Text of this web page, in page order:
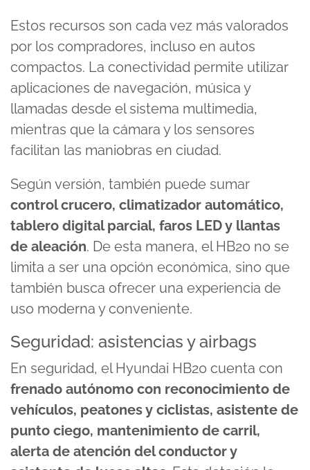
Estos recursos son cada vez más valorados
por los compradores, incluso en autos
compactos. La conectividad permite utilizar
aplicaciones de navegación, música y
llamadas desde el sistema multimedia,
mientras que la cámara y los sensores
facilitan las maniobras en ciudad.
Según versión, también puede sumar
control crucero, climatizador automático,
tablero digital parcial, faros LED y llantas
de aleación. De esta manera, el HB20 no se
limita a ser una opción económica, sino que
también busca ofrecer una experiencia de
uso moderna y conveniente.
Seguridad: asistencias y airbags
En seguridad, el Hyundai HB20 cuenta con
frenado autónomo con reconocimiento de
vehículos, peatones y ciclistas, asistente de
punto ciego, mantenimiento de carril,
alerta de atención del conductor y